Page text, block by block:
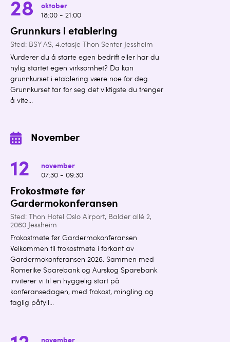
28
oktober
18:00 - 21:00
Grunnkurs i etablering
Sted: BSY AS, 4.etasje Thon Senter Jessheim
Vurderer du å starte egen bedrift eller har du
nylig startet egen virksomhet? Da kan
grunnkurset i etablering være noe for deg.
Grunnkurset tar for seg det viktigste du trenger
å vite...
November
12
november
07:30 - 09:30
Frokostmøte før
Gardermokonferansen
Sted: Thon Hotel Oslo Airport, Balder allé 2,
2060 Jessheim
Frokostmøte før Gardermokonferansen
Velkommen til frokostmøte i forkant av
Gardermokonferansen 2026. Sammen med
Romerike Sparebank og Aurskog Sparebank
inviterer vi til en hyggelig start på
konferansedagen, med frokost, mingling og
faglig påfyll...